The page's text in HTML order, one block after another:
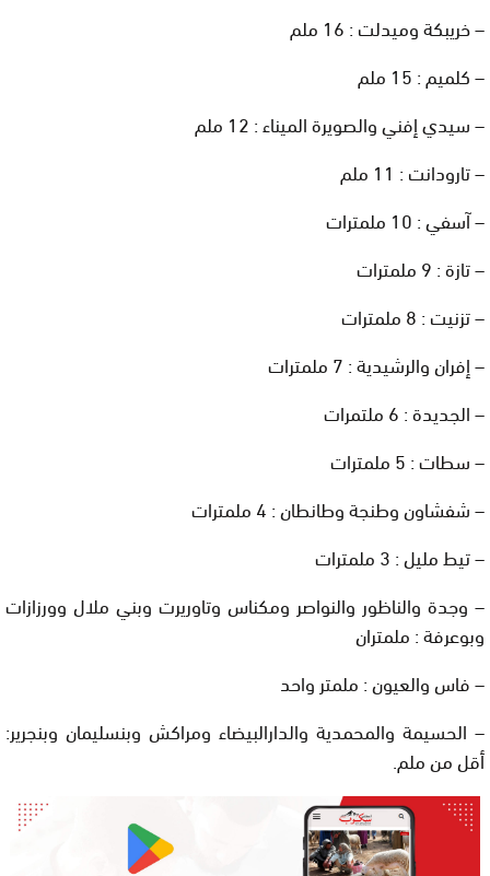
– خريبكة وميدلت : 16 ملم
– كلميم : 15 ملم
– سيدي إفني والصويرة الميناء : 12 ملم
– تارودانت : 11 ملم
– آسفي : 10 ملمترات
– تازة : 9 ملمترات
– تزنيت : 8 ملمترات
– إفران والرشيدية : 7 ملمترات
– الجديدة : 6 ملتمرات
– سطات : 5 ملمترات
– شفشاون وطنجة وطانطان : 4 ملمترات
– تيط مليل : 3 ملمترات
– وجدة والناظور والنواصر ومكناس وتاوريرت وبني ملال وورزازات
وبوعرفة : ملمتران
– فاس والعيون : ملمتر واحد
– الحسيمة والمحمدية والدارالبيضاء ومراكش وبنسليمان وبنجرير:
أقل من ملم.